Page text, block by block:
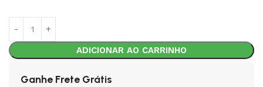
ADICIONAR AO CARRINHO
Ganhe Frete Grátis